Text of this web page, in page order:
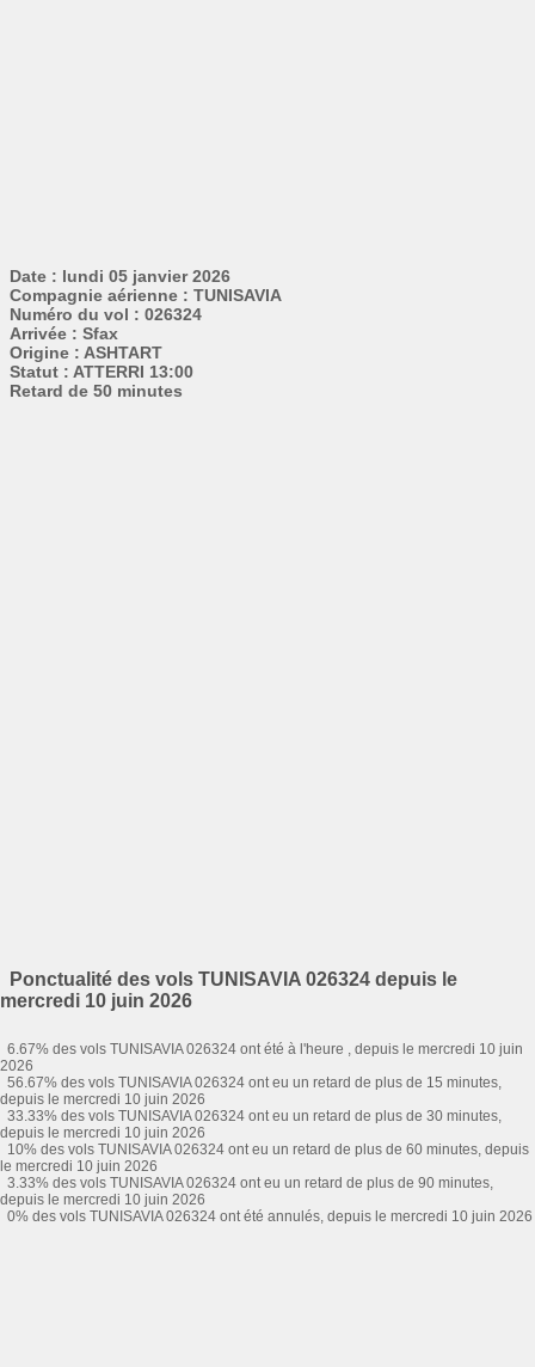
Date : lundi 05 janvier 2026
Compagnie aérienne : TUNISAVIA
Numéro du vol : 026324
Arrivée : Sfax
Origine : ASHTART
Statut : ATTERRI 13:00
Retard de 50 minutes
Ponctualité des vols TUNISAVIA 026324 depuis le
mercredi 10 juin 2026
6.67% des vols TUNISAVIA 026324 ont été à l'heure , depuis le mercredi 10 juin
2026
56.67% des vols TUNISAVIA 026324 ont eu un retard de plus de 15 minutes,
depuis le mercredi 10 juin 2026
33.33% des vols TUNISAVIA 026324 ont eu un retard de plus de 30 minutes,
depuis le mercredi 10 juin 2026
10% des vols TUNISAVIA 026324 ont eu un retard de plus de 60 minutes, depuis
le mercredi 10 juin 2026
3.33% des vols TUNISAVIA 026324 ont eu un retard de plus de 90 minutes,
depuis le mercredi 10 juin 2026
0% des vols TUNISAVIA 026324 ont été annulés, depuis le mercredi 10 juin 2026